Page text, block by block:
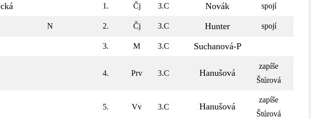
1. Čj 3.C Novák spojí
N 2. Čj 3.C Hunter spojí
3. M 3.C Suchanová-P
4. Prv 3.C Hanušová
zapíše
Štúrová
5. Vv 3.C Hanušová
zapíše
Štúrová